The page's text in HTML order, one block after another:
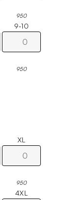
950
9-10
950
XL
950
4XL